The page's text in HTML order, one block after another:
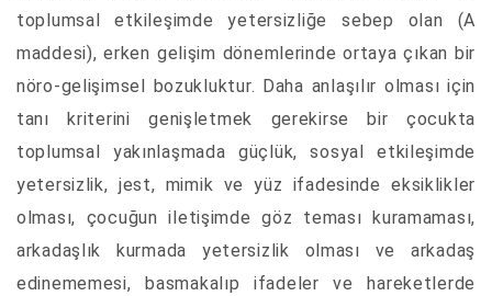
toplumsal etkileşimde yetersizliğe sebep olan (A
maddesi), erken gelişim dönemlerinde ortaya çıkan bir
nöro-gelişimsel bozukluktur. Daha anlaşılır olması için
tanı kriterini genişletmek gerekirse bir çocukta
toplumsal yakınlaşmada güçlük, sosyal etkileşimde
yetersizlik, jest, mimik ve yüz ifadesinde eksiklikler
olması, çocuğun iletişimde göz teması kuramaması,
arkadaşlık kurmada yetersizlik olması ve arkadaş
edinememesi, basmakalıp ifadeler ve hareketlerde